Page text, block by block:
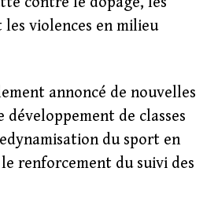
violences en milieu
annoncé de nouvelles
de classes
du sport en
renforcement du suivi des